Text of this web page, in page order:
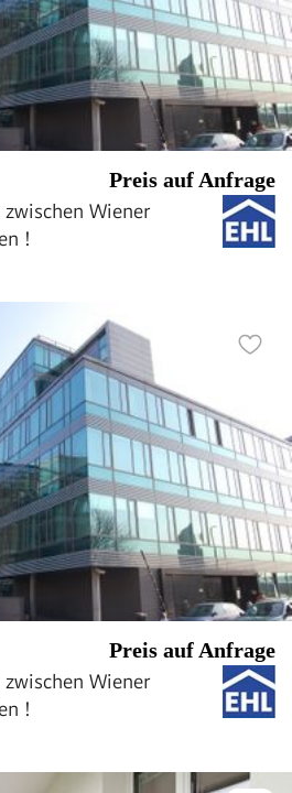
Preis auf Anfrage
Wiener
!
Preis auf Anfrage
Wiener
!